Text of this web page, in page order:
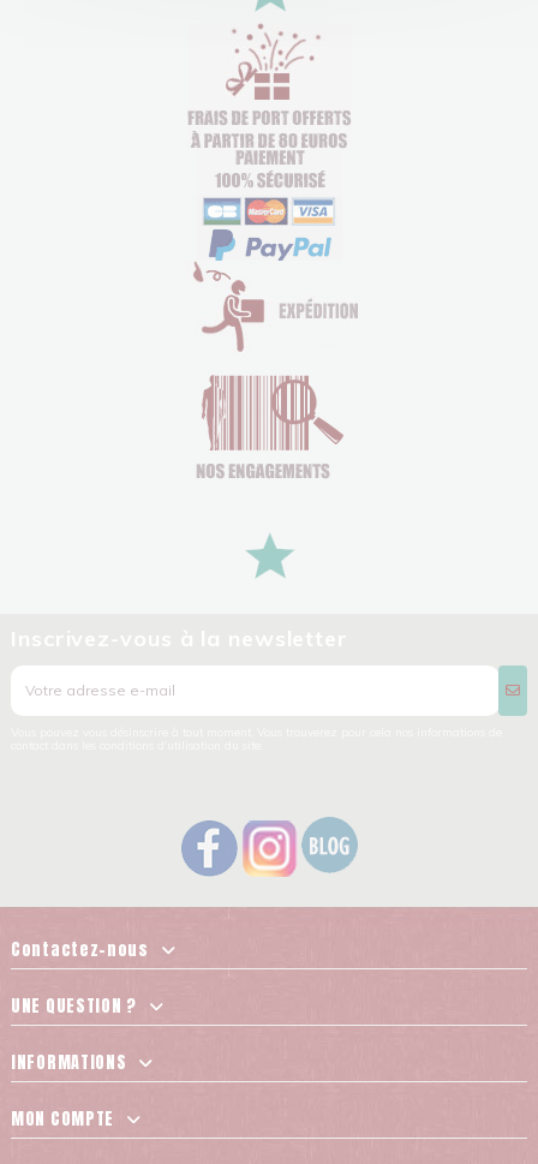
Contactez-nous
UNE QUESTION ?
INFORMATIONS
MON COMPTE